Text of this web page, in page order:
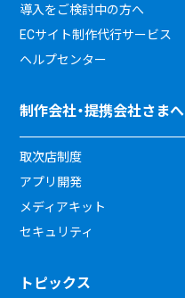
導入をご検討中の方へ
ECサイト制作代行サービス
ヘルプセンター
制作会社・提携会社さまへ
取次店制度
アプリ開発
メディアキット
セキュリティ
トピックス